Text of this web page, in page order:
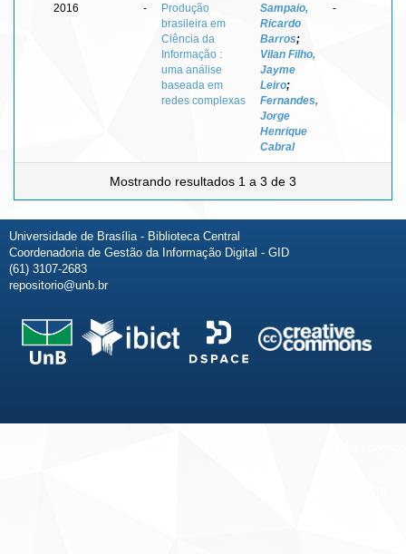
2016 -
Produção
brasileira em
Ciência da
Informação :
uma análise
baseada em
redes complexas
Sampaio,
Ricardo
Barros;
Vilan Filho,
Jayme
Leiro;
Fernandes,
Jorge
Henrique
Cabral
-
Mostrando resultados 1 a 3 de 3
Universidade de Brasília - Biblioteca Central
Coordenadoria de Gestão da Informação Digital - GID
(61) 3107-2683
repositorio@unb.br